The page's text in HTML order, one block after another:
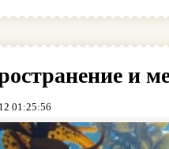
и
01:25:56